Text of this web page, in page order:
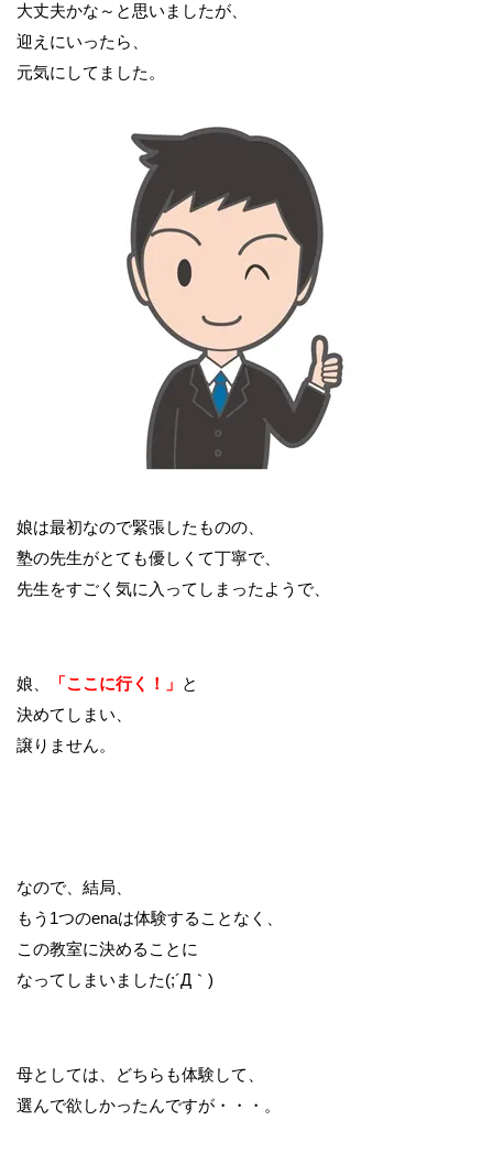
大丈夫かな～と思いましたが、
迎えにいったら、
元気にしてました。
娘は最初なので緊張したものの、
塾の先生がとても優しくて丁寧で、
先生をすごく気に入ってしまったようで、
娘、 「ここに行く！」 と
決めてしまい、
譲りません。
なので、結局、
もう1つのenaは体験することなく、
この教室に決めることに
なってしまいました(;´Д｀)
母としては、どちらも体験して、
選んで欲しかったんですが・・・。